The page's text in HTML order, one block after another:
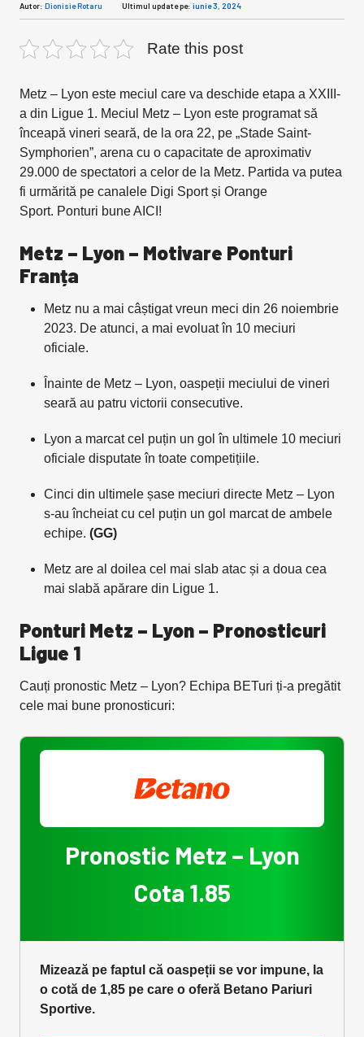
Autor: Dionisie Rotaru Ultimul update pe: iunie 3, 2024
Rate this post
Metz – Lyon este meciul care va deschide etapa a XXIII-
a din Ligue 1. Meciul Metz – Lyon este programat să
înceapă vineri seară, de la ora 22, pe „Stade Saint-
Symphorien”, arena cu o capacitate de aproximativ
29.000 de spectatori a celor de la Metz. Partida va putea
fi urmărită pe canalele Digi Sport și Orange
Sport. Ponturi bune AICI!
Metz – Lyon – Motivare Ponturi
Franța
Metz nu a mai câștigat vreun meci din 26 noiembrie
2023. De atunci, a mai evoluat în 10 meciuri
oficiale.
Înainte de Metz – Lyon, oaspeții meciului de vineri
seară au patru victorii consecutive.
Lyon a marcat cel puțin un gol în ultimele 10 meciuri
oficiale disputate în toate competițiile.
Cinci din ultimele șase meciuri directe Metz – Lyon
s-au încheiat cu cel puțin un gol marcat de ambele
echipe. (GG)
Metz are al doilea cel mai slab atac și a doua cea
mai slabă apărare din Ligue 1.
Ponturi Metz – Lyon – Pronosticuri
Ligue 1
Cauți pronostic Metz – Lyon? Echipa BETuri ți-a pregătit
cele mai bune pronosticuri:
Pronostic Metz – Lyon
Cota 1.85
Mizează pe faptul că oaspeții se vor impune, la
o cotă de 1,85 pe care o oferă Betano Pariuri
Sportive.